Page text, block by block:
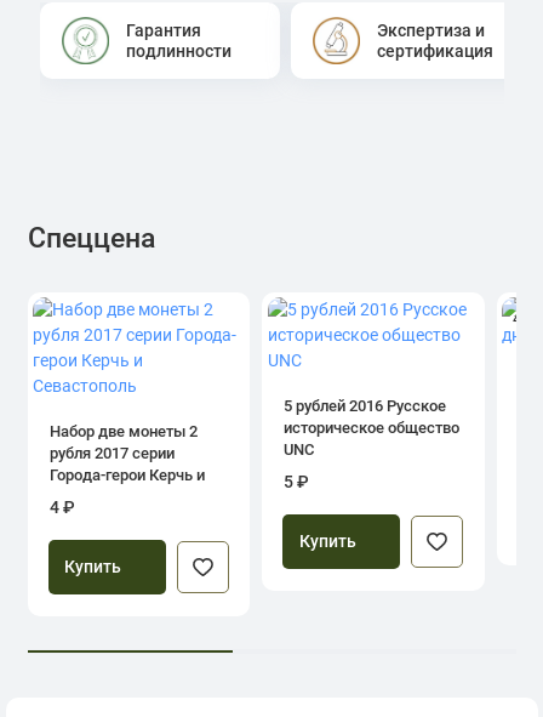
Гарантия
подлинности
Экспертиза и
сертификация
Спеццена
Набор две монеты 2
рубля 2017 серии
Города-герои Керчь и
Севастополь
4 ₽
Купить
5 рублей 2016 Русское
историческое общество
UNC
5 ₽
Купить
4.0